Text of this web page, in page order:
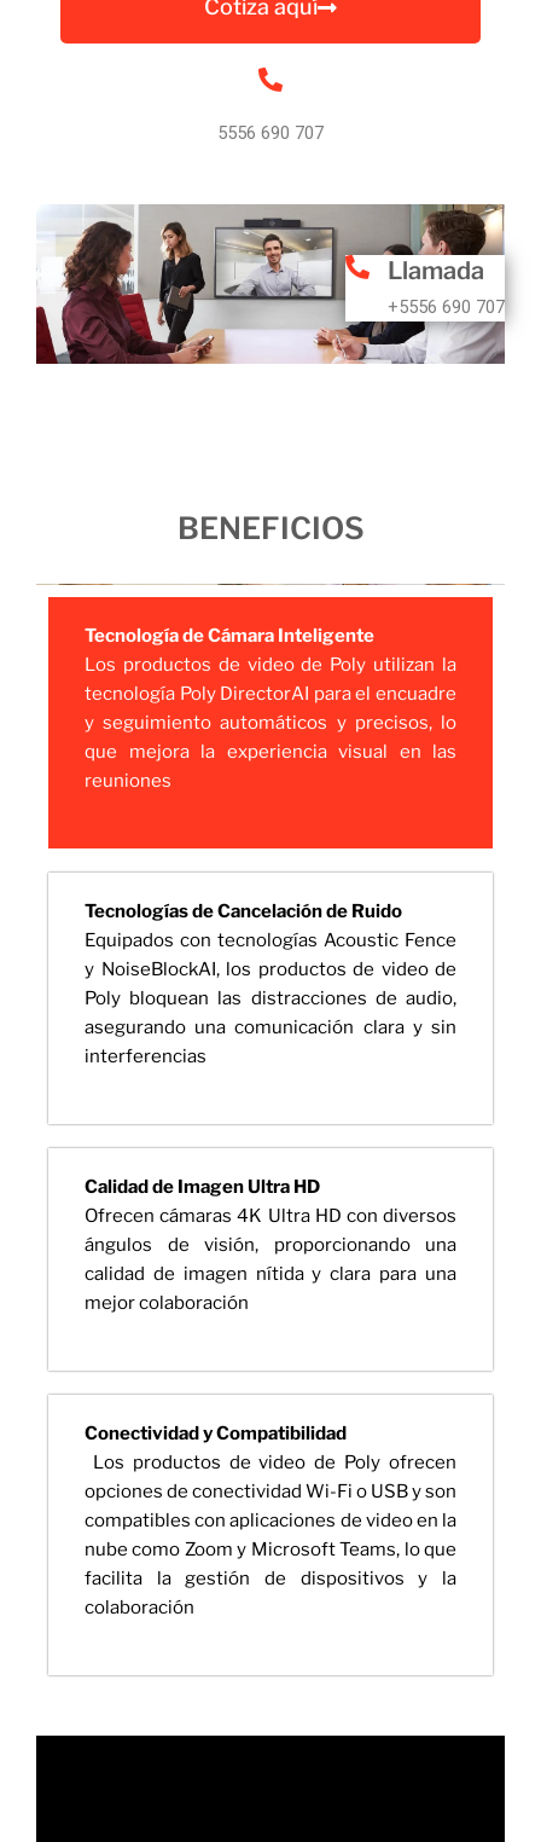
Cotiza aquí
5556 690 707
Llamada
+5556 690 707
BENEFICIOS
Tecnología de Cámara Inteligente
Los productos de video de Poly utilizan la
tecnología Poly DirectorAI para el encuadre
y seguimiento automáticos y precisos, lo
que mejora la experiencia visual en las
reuniones
Tecnologías de Cancelación de Ruido
Equipados con tecnologías Acoustic Fence
y NoiseBlockAI, los productos de video de
Poly bloquean las distracciones de audio,
asegurando una comunicación clara y sin
interferencias
Calidad de Imagen Ultra HD
Ofrecen cámaras 4K Ultra HD con diversos
ángulos de visión, proporcionando una
calidad de imagen nítida y clara para una
mejor colaboración
Conectividad y Compatibilidad
Los productos de video de Poly ofrecen
opciones de conectividad Wi-Fi o USB y son
compatibles con aplicaciones de video en la
nube como Zoom y Microsoft Teams, lo que
facilita la gestión de dispositivos y la
colaboración